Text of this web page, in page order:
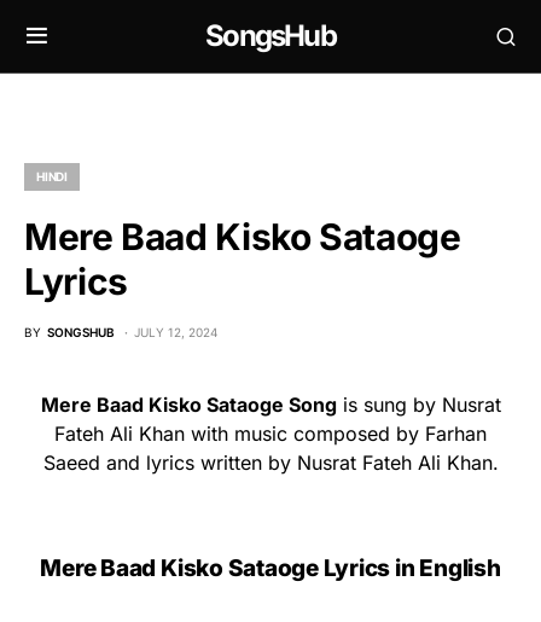
SongsHub
HINDI
Mere Baad Kisko Sataoge
Lyrics
BY SONGSHUB JULY 12, 2024
Mere Baad Kisko Sataoge Songis sung by Nusrat
Fateh Ali Khan with music composed by Farhan
Saeed and lyrics written by Nusrat Fateh Ali Khan.
Mere Baad Kisko Sataoge Lyrics in English